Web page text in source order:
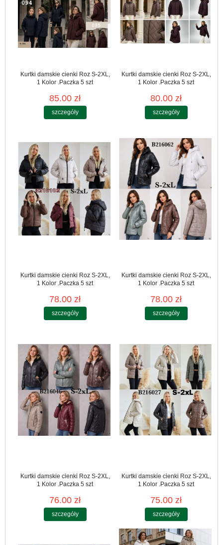
Kurtki damskie cienki Roz S-2XL,
1 Kolor .Paczka 5 szt
85.00 zł
szczegóły
Kurtki damskie cienki Roz S-2XL,
1 Kolor .Paczka 5 szt
80.00 zł
szczegóły
Kurtki damskie cienki Roz S-2XL,
1 Kolor .Paczka 5 szt
78.00 zł
szczegóły
Kurtki damskie cienki Roz S-2XL,
1 Kolor .Paczka 5 szt
78.00 zł
szczegóły
Kurtki damskie cienki Roz S-2XL,
1 Kolor .Paczka 5 szt
76.00 zł
szczegóły
Kurtki damskie cienki Roz S-2XL,
1 Kolor .Paczka 5 szt
75.00 zł
szczegóły